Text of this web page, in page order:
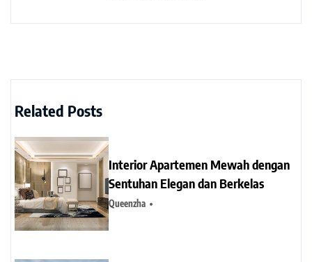
Related Posts
Interior Apartemen Mewah dengan
Sentuhan Elegan dan Berkelas
Queenzha